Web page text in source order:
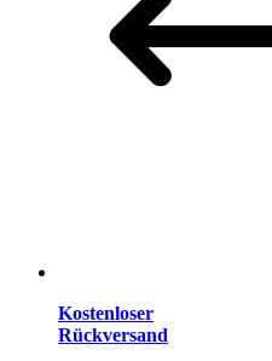
Kostenloser
Rückversand